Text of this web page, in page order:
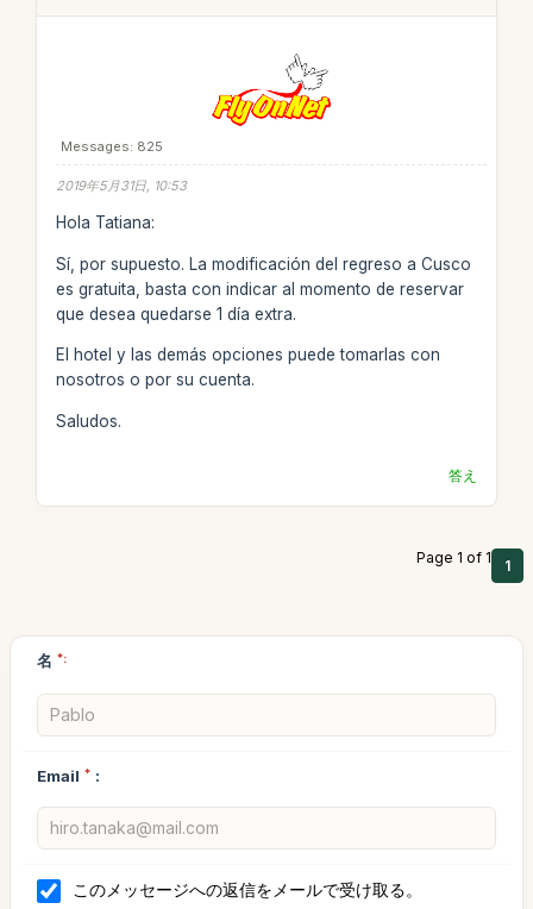
Messages: 825
2019年5月31日, 10:53
Hola Tatiana:
Sí, por supuesto. La modificación del regreso a Cusco
es gratuita, basta con indicar al momento de reservar
que desea quedarse 1 día extra.
El hotel y las demás opciones puede tomarlas con
nosotros o por su cuenta.
Saludos.
答え
Page 1 of 1 1
名 *:
Email * :
このメッセージへの返信をメールで受け取る。